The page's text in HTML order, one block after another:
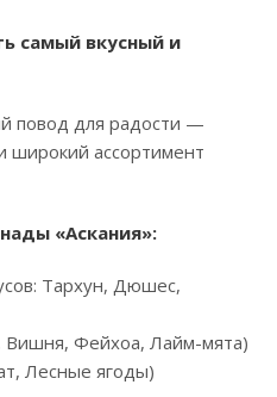
самый вкусный и
повод для радости —
ассортимент
«Аскания»:
Тархун, Дюшес,
Вишня, Фейхоа, Лайм-мята)
Лесные ягоды)